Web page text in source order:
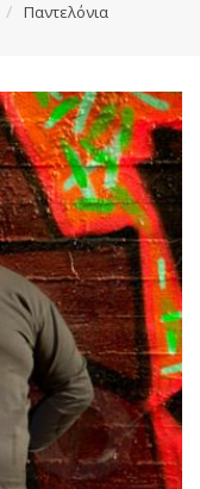
Παντελόνια